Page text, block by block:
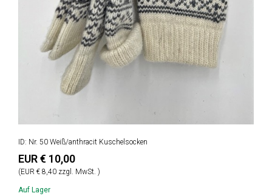
ID: Nr. 50 Weiß/anthracit Kuschelsocken
EUR € 10,00
(EUR € 8,40 zzgl. MwSt. )
Auf Lager